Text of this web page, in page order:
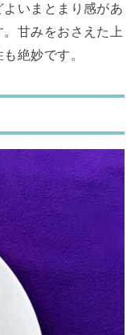
いまとまり感があ
甘みをおさえた上
絶妙です。